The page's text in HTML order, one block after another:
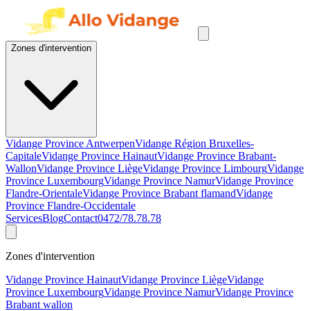
Zones d'intervention
Vidange Province AntwerpenVidange Région Bruxelles-
CapitaleVidange Province HainautVidange Province Brabant-
WallonVidange Province LiègeVidange Province LimbourgVidange
Province LuxembourgVidange Province NamurVidange Province
Flandre-OrientaleVidange Province Brabant flamandVidange
Province Flandre-Occidentale
ServicesBlogContact0472/78.78.78
Zones d'intervention
Vidange Province HainautVidange Province LiègeVidange
Province LuxembourgVidange Province NamurVidange Province
Brabant wallon